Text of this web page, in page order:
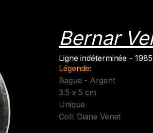
Bernar
Ligne indéterminée - 1985
Légende:
Bague - Argent
3.5 x 5 cm
Unique
Coll. Diane Venet